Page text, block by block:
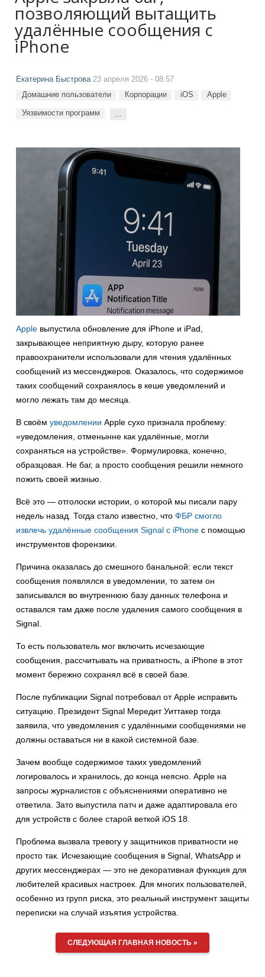
позволяющий вытащить
удалённые сообщения с
iPhone
Екатерина Быстрова23 апреля 2026 - 08:57
Домашние пользователи Корпорации iOS Apple
Уязвимости программ ...
Apple выпустила обновление для iPhone и iPad,
закрывающее неприятную дыру, которую ранее
правоохранители использовали для чтения удалённых
сообщений из мессенджеров. Оказалось, что содержимое
таких сообщений сохранялось в кеше уведомлений и
могло лежать там до месяца.
В своём уведомлении Apple сухо признала проблему:
«уведомления, отменынне как удалённые, могли
сохраняться на устройстве». Формулировка, конечно,
образцовая. Не баг, а просто сообщения решили немного
пожить своей жизнью.
Всё это — отголоски истории, о которой мы писали пару
недель назад. Тогда стало известно, что ФБР смогло
извлечь удалённые сообщения Signal с iPhone с помощью
инструментов форензики.
Причина оказалась до смешного банальной: если текст
сообщения появлялся в уведомлении, то затем он
записывался во внутреннюю базу данных телефона и
оставался там даже после удаления самого сообщения в
Signal.
То есть пользователь мог включить исчезающие
сообщения, рассчитывать на приватность, а iPhone в этот
момент бережно сохранял всё в своей базе.
После публикации Signal потребовал от Apple исправить
ситуацию. Президент Signal Мередит Уиттакер тогда
заявила, что уведомления с удалёнными сообщениями не
должны оставаться ни в какой системной базе.
Зачем вообще содержимое таких уведомлений
логировалось и хранилось, до конца неясно. Apple на
запросы журналистов с объяснениями оперативно не
ответила. Зато выпустила патч и даже адаптировала его
для устройств с более старой веткой iOS 18.
Проблема вызвала тревогу у защитников приватности не
просто так. Исчезающие сообщения в Signal, WhatsApp и
других мессенджерах — это не декоративная функция для
любителей красивых настроек. Для многих пользователей,
особенно из групп риска, это реальный инструмент защиты
переписки на случай изъятия устройства.
СЛЕДУЮЩАЯ ГЛАВНАЯ НОВОСТЬ »